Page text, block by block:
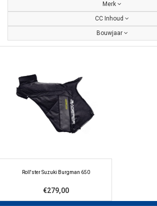
Merk
CC Inhoud
Bouwjaar
Roll'ster Suzuki Burgman 650
€279,00